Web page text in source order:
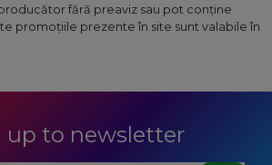
fără preaviz sau pot conţine
promoţiile prezente în site sunt valabile în
up to newsletter